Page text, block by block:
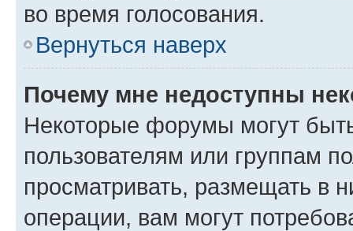
во время голосования.
Вернуться наверх
Почему мне недоступны
Некоторые форумы могут
пользователям или группам
просматривать, размещать в
операции, вам могут